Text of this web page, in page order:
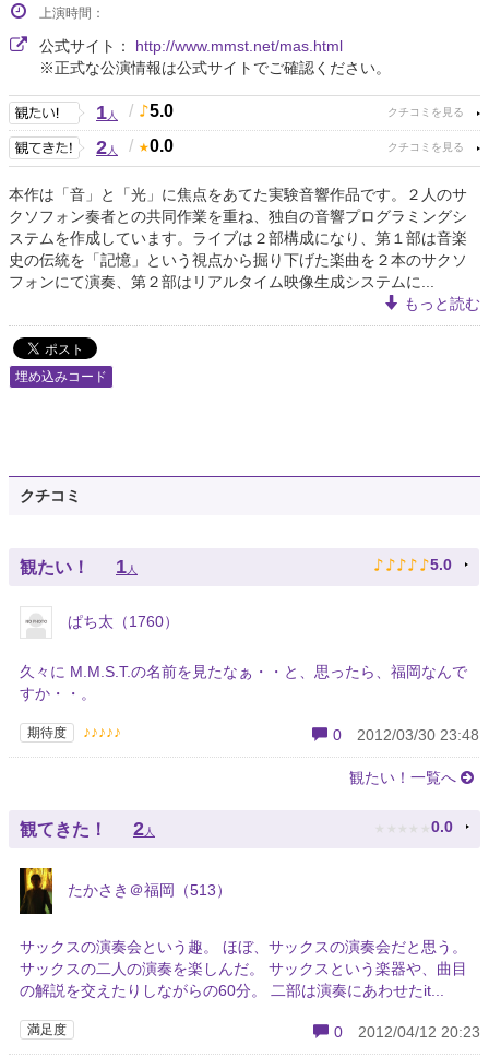
上演時間：
公式サイト： http://www.mmst.net/mas.html
※正式な公演情報は公式サイトでご確認ください。
1人 / 5.0
2人 / 0.0
本作は「音」と「光」に焦点をあてた実験音響作品です。２人のサ
クソフォン奏者との共同作業を重ね、独自の音響プログラミングシ
ステムを作成しています。ライブは２部構成になり、第１部は音楽
史の伝統を「記憶」という視点から掘り下げた楽曲を２本のサクソ
フォンにて演奏、第２部はリアルタイム映像生成システムに...
もっと読む
埋め込みコード
クチコミ
観たい！ 1人 ♪ ♪ ♪ ♪ ♪ 5.0
ぱち太（1760）
久々に M.M.S.T.の名前を見たなぁ・・と、思ったら、福岡なんで
すか・・。
期待度 ♪♪♪♪♪ 0 2012/03/30 23:48
観たい！一覧へ
観てきた！ 2 人 ★ ★ ★ ★ ★ 0.0
たかさき＠福岡（513）
サックスの演奏会という趣。 ほぼ、サックスの演奏会だと思う。
サックスの二人の演奏を楽しんだ。 サックスという楽器や、曲目
の解説を交えたりしながらの60分。 二部は演奏にあわせたit...
満足度 0 2012/04/12 20:23